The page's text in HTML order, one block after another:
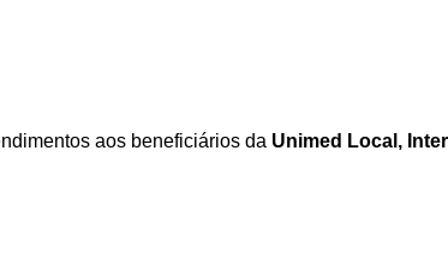
aos beneficiários da Unimed Local,